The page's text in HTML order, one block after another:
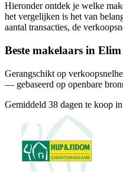
Hieronder ontdek je welke
het vergelijken is het van
aantal transacties, de
Beste makelaars in Elim
Gerangschikt op
— gebaseerd op openbare
Gemiddeld 38 dagen te koop